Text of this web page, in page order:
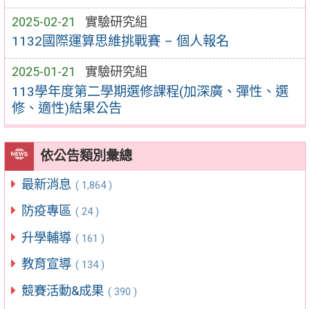
2025-02-21 實驗研究組
1132國際運算思維挑戰賽 – 個人報名
2025-01-21 實驗研究組
113學年度第二學期選修課程(加深廣、彈性、選
修、適性)結果公告
依公告類別彙總
最新消息 ( 1,864 )
防疫專區 ( 24 )
升學輔導 ( 161 )
教育宣導 ( 134 )
競賽活動&成果 ( 390 )